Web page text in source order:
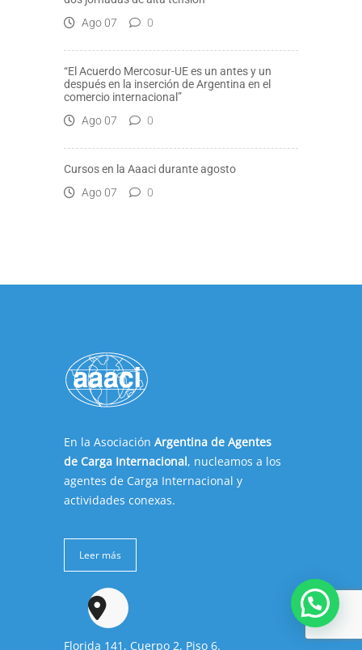
Ago 07
0
“El Acuerdo Mercosur-UE es un antes y un
después en la inserción de Argentina en el
comercio internacional”
Ago 07
0
Cursos en la Aaaci durante agosto
Ago 07
0
En la Asociación Argentina de Agentes
de Carga Internacional, nucleamos a los
agentes de Carga Internacional y
actividades conexas.
Leer más
Florida 141, Cuerpo 2, Piso 6.
¿Necesitas ayuda? Contactanos